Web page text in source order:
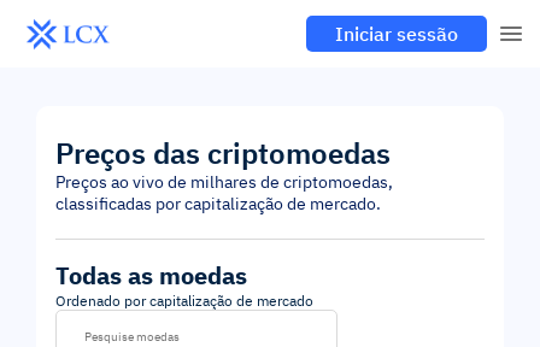
Iniciar sessão
Preços das criptomoedas
Preços ao vivo de milhares de criptomoedas,
classificadas por capitalização de mercado.
Todas as moedas
Ordenado por capitalização de mercado